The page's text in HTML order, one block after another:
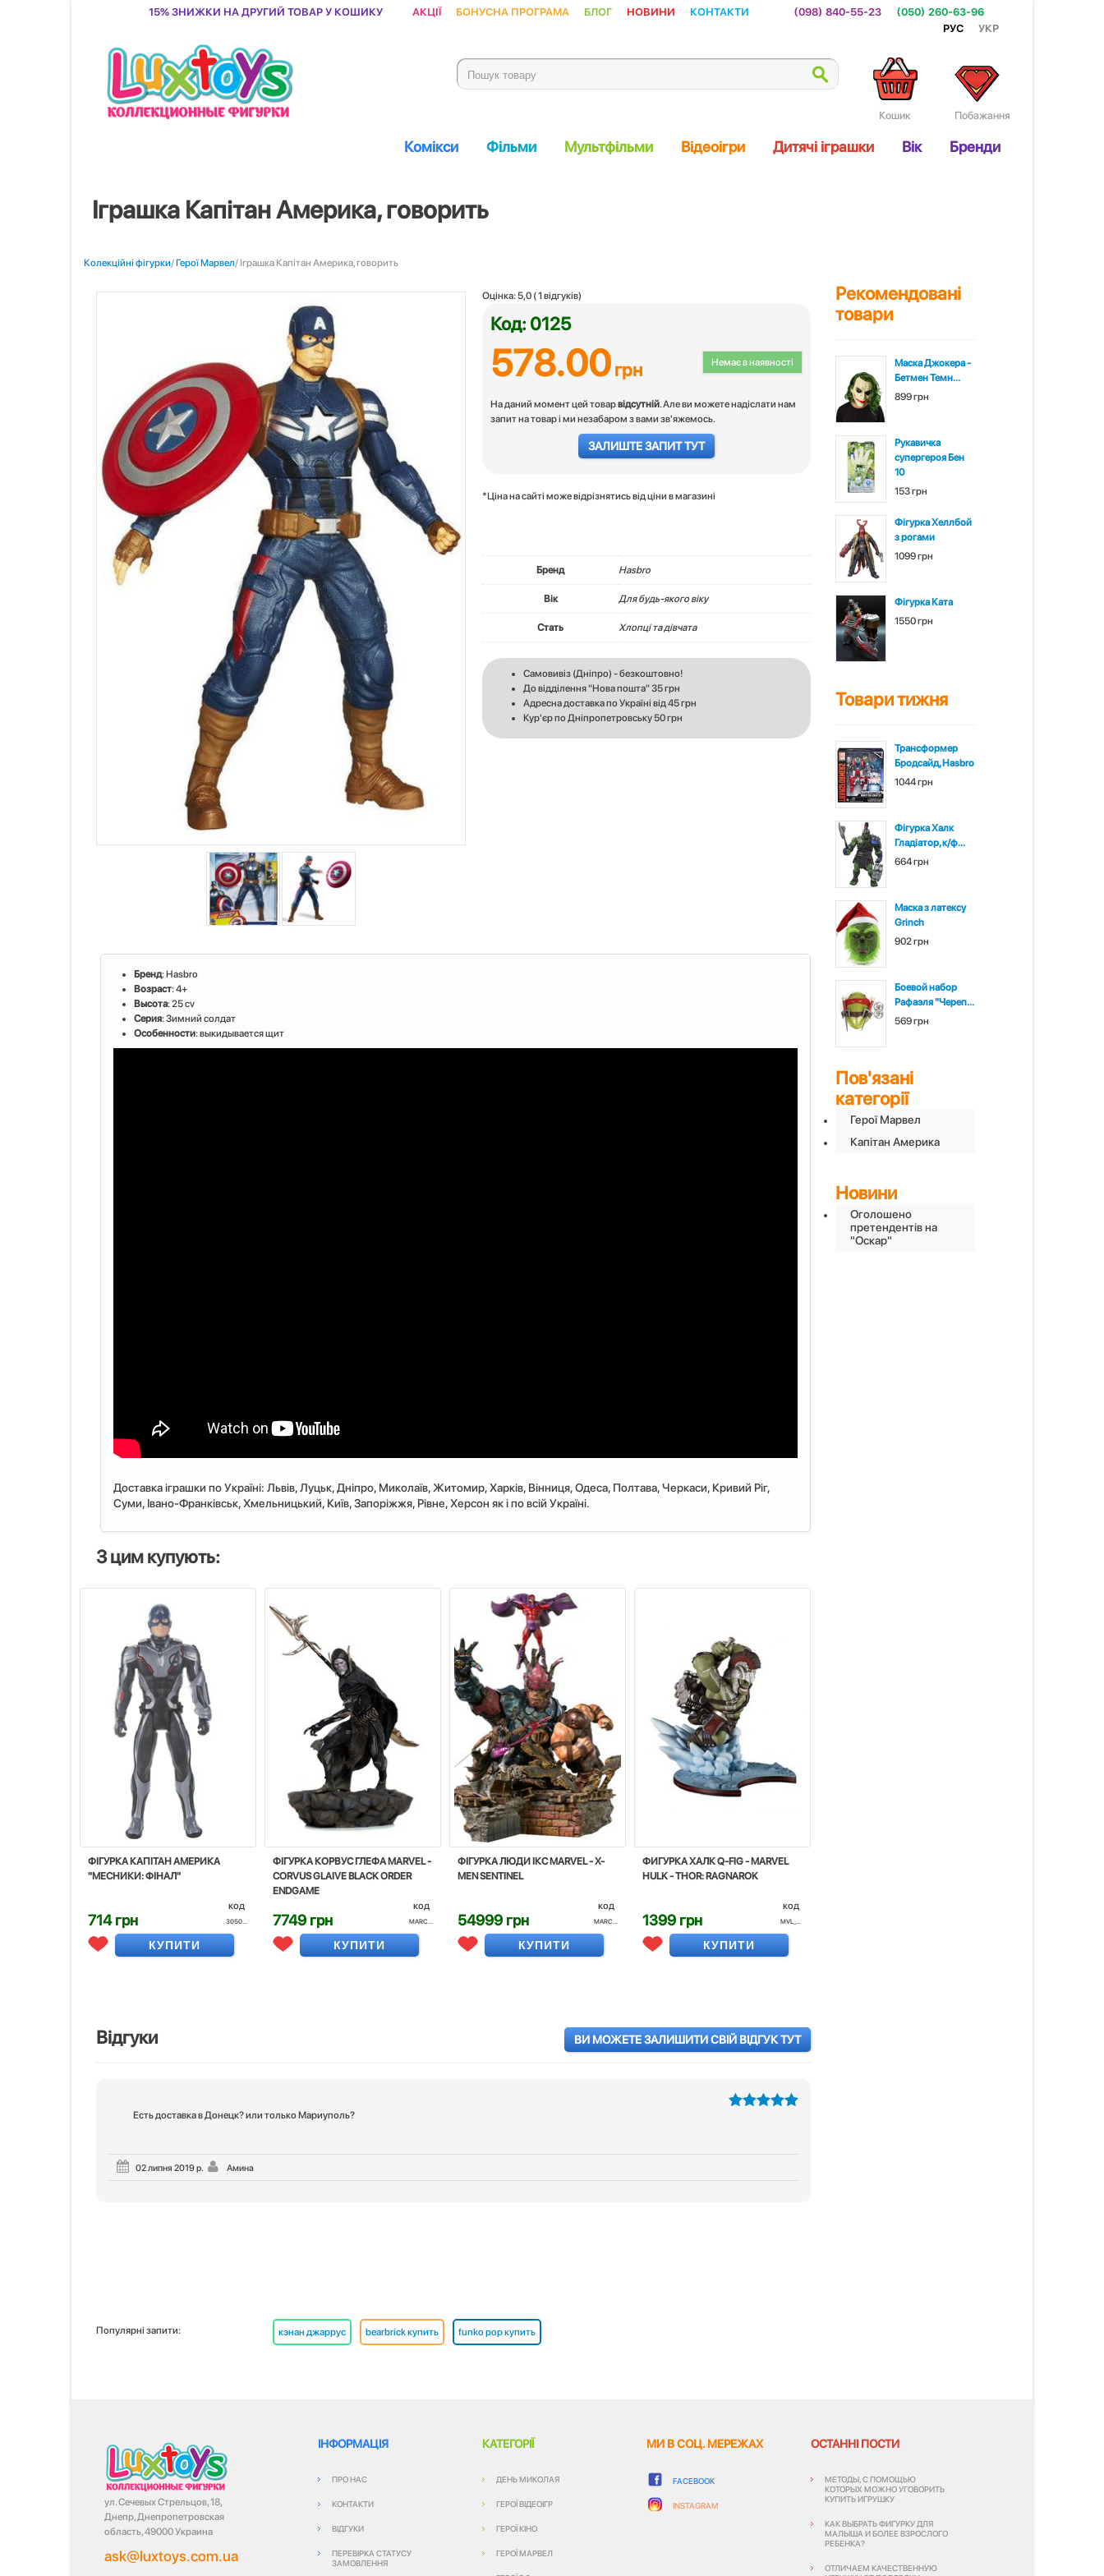
15% знижки на другий товар у кошику Акції Бонусна програма Блог Новини Контакти (098) 840-55-23
(050) 260-63-96
Рус
Укр
Побажання
Кошик
Комікси Фільми Мультфільми Відеоігри Дитячі іграшки Вік Бренди
Іграшка Капітан Америка, говорить
Колекційні фігурки/Герої Марвел/ Іграшка Капітан Америка, говорить
Оцінка: 5,0 (1 відгуків)
Код: 0125
Немає в наявності
578.00грн
На даний момент цей товарвідсутній. Але ви можете надіслати нам
запит на товар і ми незабаром з вами зв'яжемось.
ЗАЛИШТЕ ЗАПИТ ТУТ
*Ціна на сайті може відрізнятись від ціни в магазині
Бренд Hasbro
Вік Для будь-якого віку
Стать Хлопці та дівчата
Самовивіз (Дніпро) - безкоштовно!
До відділення "Нова пошта" 35 грн
Адресна доставка по Україні від 45 грн
Кур'єр по Дніпропетровську 50 грн
Бренд: Hasbro
Возраст: 4+
Высота: 25 cv
Серия: Зимний солдат
Особенности: выкидывается щит
Доставка іграшки по Україні: Львiв, Луцьк, Дніпро, Миколаїв, Житомир, Харків, Вінниця, Одеса, Полтава, Черкаси, Кривий Ріг,
Суми, Івано-Франківськ, Хмельницький, Київ, Запоріжжя, Рівне, Херсон як і по всій Україні.
З цим купують:
ФІГУРКА КАПІТАН АМЕРИКА
"МЕСНИКИ: ФІНАЛ"
714 грн
код
3050...
КУПИТИ
ФІГУРКА КОРВУС ГЛЕФА MARVEL -
CORVUS GLAIVE BLACK ORDER
ENDGAME
7749 грн
код
MARC...
КУПИТИ
ФІГУРКА ЛЮДИ ІКС MARVEL - X-
MEN SENTINEL
54999 грн
код
MARC...
КУПИТИ
ФИГУРКА ХАЛК Q-FIG - MARVEL
HULK - THOR: RAGNAROK
1399 грн
код
MVL_...
КУПИТИ
Відгуки ВИ МОЖЕТЕ ЗАЛИШИТИ СВІЙ ВІДГУК ТУТ
Есть доставка в Донецк? или только Мариуполь?
02 липня 2019 р. Амина
Рекомендовані
товари
Маска Джокера -
Бетмен Темн...
899 грн
Рукавичка
супергероя Бен
10
153 грн
Фігурка Хеллбой
з рогами
1099 грн
Фігурка Ката
1550 грн
Товари тижня
Трансформер
Бродсайд, Hasbro
1044 грн
Фігурка Халк
Гладіатор, к/ф...
664 грн
Маска з латексу
Grinch
902 грн
Боевой набор
Рафаэля "Череп...
569 грн
Пов'язані
категорії
Герої Марвел
Капітан Америка
Новини
Оголошено
претендентів на
"Оскар"
Популярні запити: кэнан джаррус bearbrick купить funko pop купить
ул. Сечевых Стрельцов, 18,
Днепр, Днепропетровская
область, 49000 Украина
ask@luxtoys.com.ua
ІНФОРМАЦІЯ
ПРО НАС
КОНТАКТИ
ВІДГУКИ
ПЕРЕВІРКА СТАТУСУ
ЗАМОВЛЕННЯ
КАТЕГОРІЇ
ДЕНЬ МИКОЛАЯ
ГЕРОЇ ВІДЕОІГР
ГЕРОЇ КІНО
ГЕРОЇ МАРВЕЛ
МИ В СОЦ. МЕРЕЖАХ
FACEBOOK
INSTAGRAM
ОСТАННІ ПОСТИ
МЕТОДЫ, С ПОМОЩЬЮ
КОТОРЫХ МОЖНО УГОВОРИТЬ
КУПИТЬ ИГРУШКУ
КАК ВЫБРАТЬ ФИГУРКУ ДЛЯ
МАЛЫША И БОЛЕЕ ВЗРОСЛОГО
РЕБЕНКА?
ОТЛИЧАЕМ КАЧЕСТВЕННУЮ